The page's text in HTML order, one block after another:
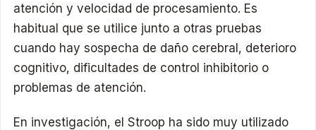
atención y velocidad de procesamiento. Es
habitual que se utilice junto a otras pruebas
cuando hay sospecha de daño cerebral, deterioro
cognitivo, dificultades de control inhibitorio o
problemas de atención.
En investigación, el Stroop ha sido muy utilizado